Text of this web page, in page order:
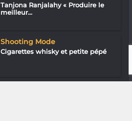
Tanjona Ranjalahy « Produire le
meilleur...
Shooting Mode
Cigarettes whisky et petite pépé